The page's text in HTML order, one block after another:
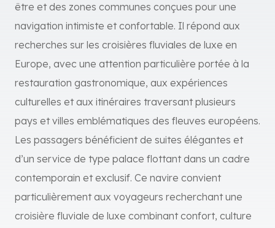
être et des zones communes conçues pour une
navigation intimiste et confortable. Il répond aux
recherches sur les croisières fluviales de luxe en
Europe, avec une attention particulière portée à la
restauration gastronomique, aux expériences
culturelles et aux itinéraires traversant plusieurs
pays et villes emblématiques des fleuves européens.
Les passagers bénéficient de suites élégantes et
d’un service de type palace flottant dans un cadre
contemporain et exclusif. Ce navire convient
particulièrement aux voyageurs recherchant une
croisière fluviale de luxe combinant confort, culture